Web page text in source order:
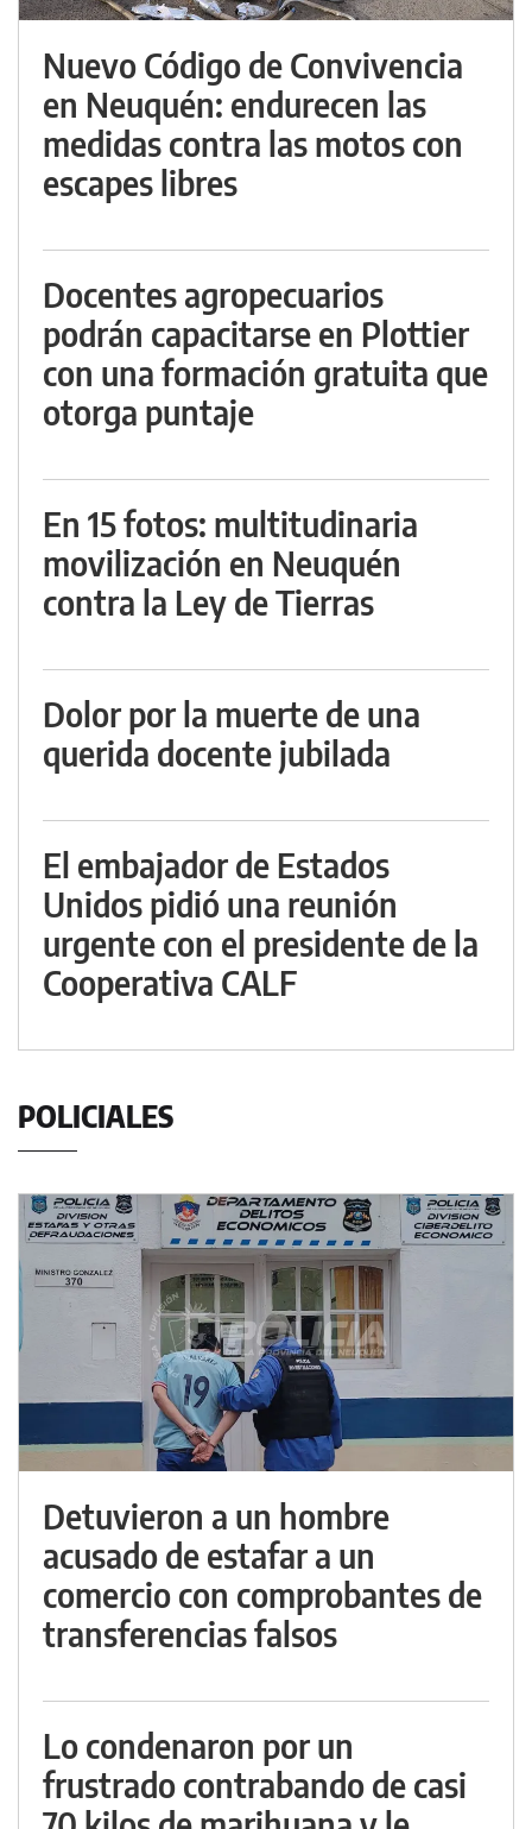
Nuevo Código de Convivencia
en Neuquén: endurecen las
medidas contra las motos con
escapes libres
Docentes agropecuarios
podrán capacitarse en Plottier
con una formación gratuita que
otorga puntaje
En 15 fotos: multitudinaria
movilización en Neuquén
contra la Ley de Tierras
Dolor por la muerte de una
querida docente jubilada
El embajador de Estados
Unidos pidió una reunión
urgente con el presidente de la
Cooperativa CALF
POLICIALES
Detuvieron a un hombre
acusado de estafar a un
comercio con comprobantes de
transferencias falsos
Lo condenaron por un
frustrado contrabando de casi